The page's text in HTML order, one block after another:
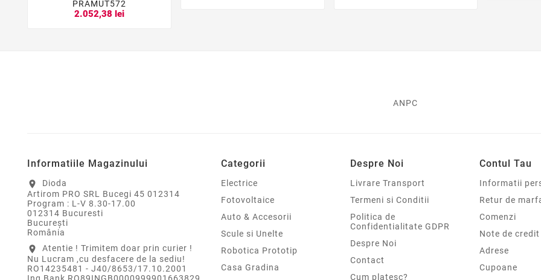
PRAMUT572
2.052,38 lei
ANPC
Informatiile Magazinului
location_on
Dioda
Artirom PRO SRL Bucegi 45 012314
Program : L-V 8.30-17.00
012314 Bucuresti
Bucureşti
România
location_on
Atentie ! Trimitem doar prin curier !
Nu Lucram ,cu desfacere de la sediu!
RO14235481 - J40/8653/17.10.2001
Categorii
Electrice
Fotovoltaice
Auto & Accesorii
Scule si Unelte
Robotica Prototip
Casa Gradina
Despre Noi
Livrare Transport
Termeni si Conditii
Politica de
Confidentialitate GDPR
Despre Noi
Contact
Cum platesc?
Contul Tau
Informatii
Retur de
Comenzi
Note de credit
Adrese
Cupoane